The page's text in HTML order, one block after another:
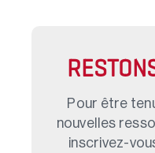
Pour être
nouvelles
inscrivez-